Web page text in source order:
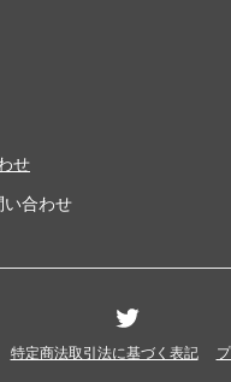
せ
い合わせ
特定商法取引法に基づく表記